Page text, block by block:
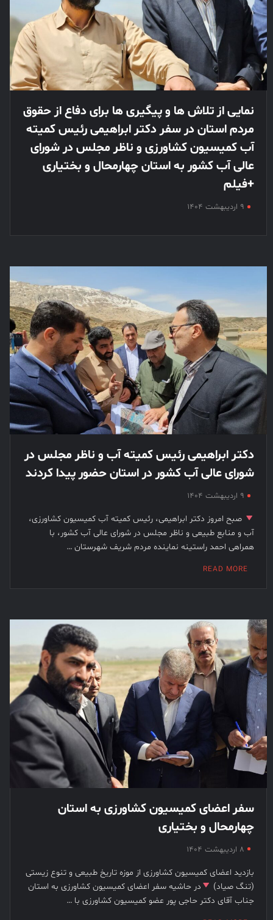
نمایی از تلاش ها و پیگیری ها برای دفاع از حقوق
مردم استان در سفر دکتر ابراهیمی رئیس کمیته
آب کمیسیون کشاورزی و ناظر مجلس در شورای
عالی آب کشور به استان چهارمحال و بختیاری
+فیلم
۹ اردیبهشت ۱۴۰۴
دکتر ابراهیمی رئیس کمیته آب و ناظر مجلس در
شورای عالی آب کشور در استان حضور پیدا کردند
۹ اردیبهشت ۱۴۰۴
صبح امروز دکتر ابراهیمی، رئیس کمیته آب کمیسیون کشاورزی،
آب و منابع طبیعی و ناظر مجلس در شورای عالی آب کشور، با
همراهی احمد راستینه نماینده مردم شریف شهرستان …
READ MORE
سفر اعضای کمیسیون کشاورزی به استان
چهارمحال و بختیاری
۸ اردیبهشت ۱۴۰۴
بازدید اعضای کمیسیون کشاورزی از موزه تاریخ طبیعی و تنوع زیستی
(تنگ صیاد)
در حاشیه سفر اعضای کمیسیون کشاورزی به استان
جناب آقای دکتر حاجی پور عضو کمیسیون کشاورزی با …